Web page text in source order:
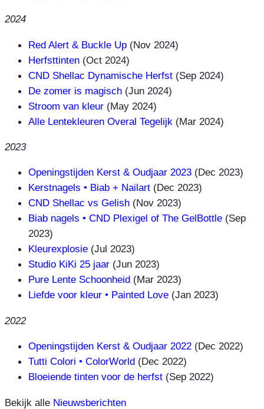
2024
Red Alert & Buckle Up (Nov 2024)
Herfsttinten (Oct 2024)
CND Shellac Dynamische Herfst (Sep 2024)
De zomer is magisch (Jun 2024)
Stroom van kleur (May 2024)
Alle Lentekleuren Overal Tegelijk (Mar 2024)
2023
Openingstijden Kerst & Oudjaar 2023 (Dec 2023)
Kerstnagels • Biab + Nailart (Dec 2023)
CND Shellac vs Gelish (Nov 2023)
Biab nagels • CND Plexigel of The GelBottle (Sep
2023)
Kleurexplosie (Jul 2023)
Studio KiKi 25 jaar (Jun 2023)
Pure Lente Schoonheid (Mar 2023)
Liefde voor kleur • Painted Love (Jan 2023)
2022
Openingstijden Kerst & Oudjaar 2022 (Dec 2022)
Tutti Colori • ColorWorld (Dec 2022)
Bloeiende tinten voor de herfst (Sep 2022)
Bekijk alle Nieuwsberichten